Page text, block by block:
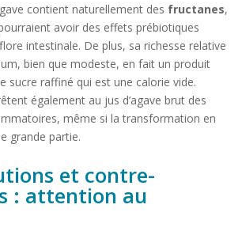
contient naturellement des fructanes,
avoir des effets prébiotiques
intestinale. De plus, sa richesse relative
bien que modeste, en fait un produit
sucre raffiné qui est une calorie vide.
également au jus d’agave brut des
même si la transformation en
grande partie.
et contre-
: attention au